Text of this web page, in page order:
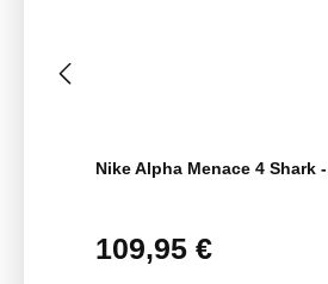
Nike Alpha Menace 4 Shark
Regulärer Preis:
109,95 €